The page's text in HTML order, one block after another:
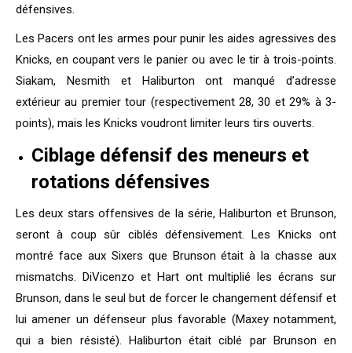
défensives.
Les Pacers ont les armes pour punir les aides agressives des
Knicks, en coupant vers le panier ou avec le tir à trois-points.
Siakam, Nesmith et Haliburton ont manqué d’adresse
extérieur au premier tour (respectivement 28, 30 et 29% à 3-
points), mais les Knicks voudront limiter leurs tirs ouverts.
Ciblage défensif des meneurs et
rotations défensives
Les deux stars offensives de la série, Haliburton et Brunson,
seront à coup sûr ciblés défensivement. Les Knicks ont
montré face aux Sixers que Brunson était à la chasse aux
mismatchs. DiVicenzo et Hart ont multiplié les écrans sur
Brunson, dans le seul but de forcer le changement défensif et
lui amener un défenseur plus favorable (Maxey notamment,
qui a bien résisté). Haliburton était ciblé par Brunson en